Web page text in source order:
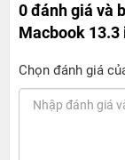
0 đánh giá và
Macbook 13.3
Chọn đánh giá